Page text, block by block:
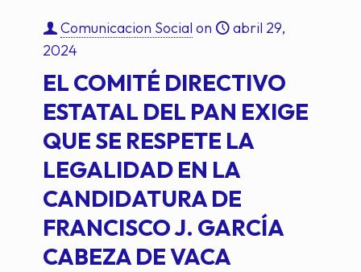
Comunicacion Social on
abril 29,
2024
EL COMITÉ DIRECTIVO
ESTATAL DEL PAN EXIGE
QUE SE RESPETE LA
LEGALIDAD EN LA
CANDIDATURA DE
FRANCISCO J. GARCÍA
CABEZA DE VACA